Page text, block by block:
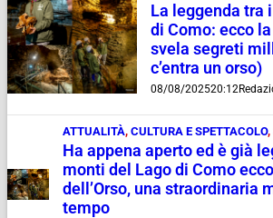
La leggenda tra
di Como: ecco
svela segreti
c’entra un orso)
08/08/202520:12
ATTUALITÀ, CULTURA E SPETTACOLO,
Ha appena aperto ed è già
monti del Lago di Como
dell’Orso, una straordinaria
tempo